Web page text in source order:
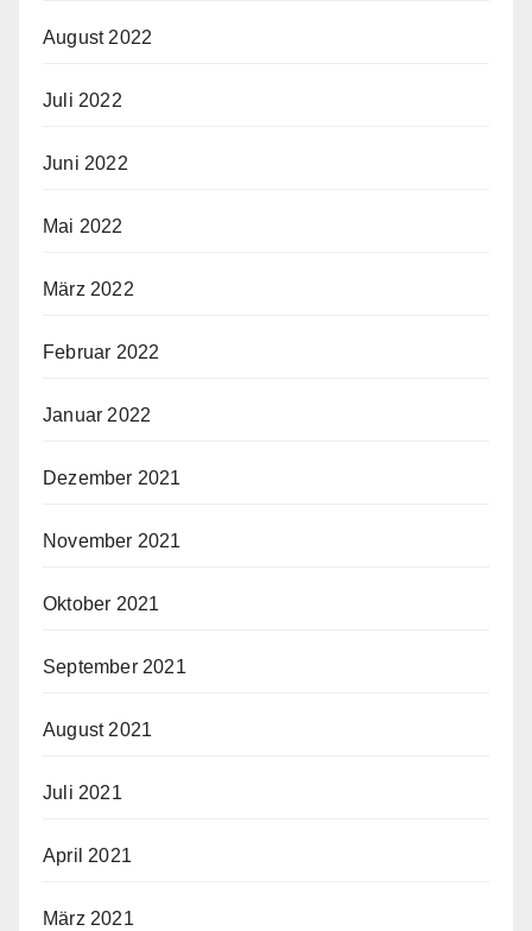
August 2022
Juli 2022
Juni 2022
Mai 2022
März 2022
Februar 2022
Januar 2022
Dezember 2021
November 2021
Oktober 2021
September 2021
August 2021
Juli 2021
April 2021
März 2021